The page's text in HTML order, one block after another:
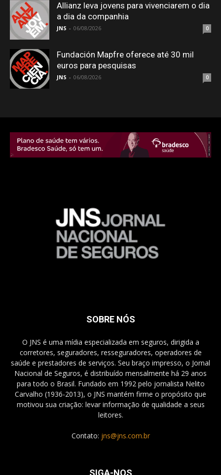
Allianz leva jovens para vivenciarem o dia
a dia da companhia
JNS - 06/08/2026 0
Fundación Mapfre oferece até 30 mil
euros para pesquisas
JNS - 06/08/2026 0
SOBRE NÓS
O JNS é uma mídia especializada em seguros, dirigida a
corretores, seguradores, resseguradores, operadores de
saúde e prestadores de serviços. Seu braço impresso, o Jornal
Nacional de Seguros, é distribuído mensalmente há 29 anos
para todo o Brasil. Fundado em 1992 pelo jornalista Nelito
Carvalho (1936-2013), o JNS mantém firme o propósito que
motivou sua criação: levar informação de qualidade a seus
leitores.
Contato: jns@jns.com.br
SIGA-NOS